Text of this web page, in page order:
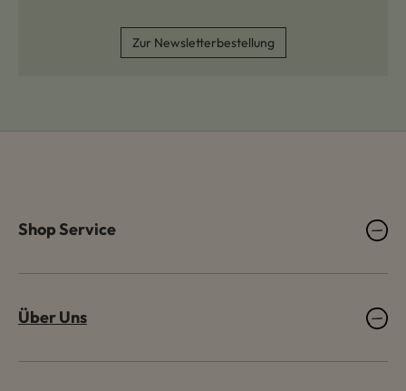
Zur Newsletterbestellung
Shop Service
Über Uns